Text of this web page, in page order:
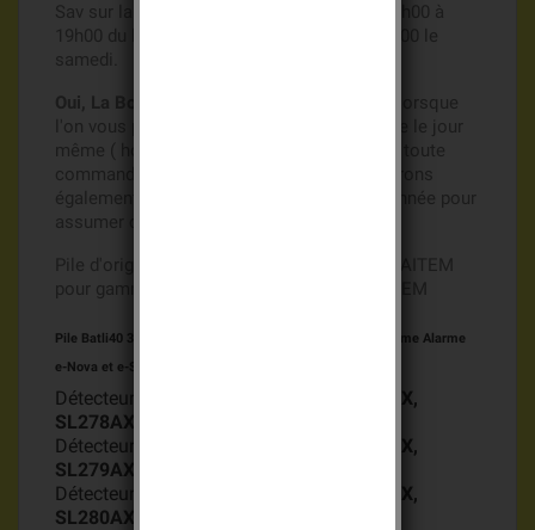
Sav sur la ligne directe au 0609815416, de 8h00 à
19h00 du lundi au vendredi et de 8h00 à 12h00 le
samedi.
Oui, La Boutique des batteries s'engage !!!
, lorsque
l'on vous promet l'envoi de votre commande le jour
même ( hors week end et jours fériés) pour toute
commande passée avant 14h00, nous assurons
également les stocks nécessaires toute l'année pour
assumer cet engagement.
Pile d'origine Batli40 3v 620mAh d'origine DAITEM
pour gamme Alarme e-Nova et e-Sens DAITEM
Pile Batli40 3v
pour détecteur d'ouverture Magshield Gamme Alarme
e-Nova et e-Sens DAITEM
Détecteur d'ouverture Magshield
SH278AX,
SL278AX
Détecteur d'ouverture Magshield
SH279AX,
SL279AX
Détecteur d'ouverture Magshield
SH280AX,
SL280AX